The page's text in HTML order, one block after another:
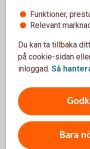
För att se
godkänna
och statistik.
Inställningar
Funktioner,
Relevant
Du kan ta tillbaka
på cookie-sidan
inloggad. Så
Bara